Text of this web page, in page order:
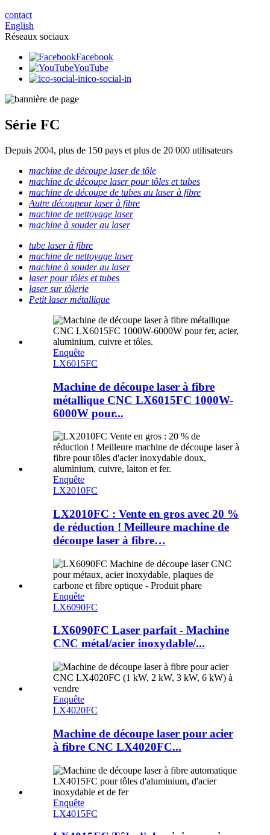
contact
English
Réseaux sociaux
Facebook
YouTube
ico-social-in
Série FC
Depuis 2004, plus de 150 pays et plus de 20 000 utilisateurs
machine de découpe laser de tôle
machine de découpe laser pour tôles et tubes
machine de découpe de tubes au laser à fibre
Autre découpeur laser à fibre
machine de nettoyage laser
machine à souder au laser
tube laser à fibre
machine de nettoyage laser
machine à souder au laser
laser pour tôles et tubes
laser sur tôlerie
Petit laser métallique
Enquête
LX6015FC
Machine de découpe laser à fibre
métallique CNC LX6015FC 1000W-
6000W pour...
Enquête
LX2010FC
LX2010FC : Vente en gros avec 20 %
de réduction ! Meilleure machine de
découpe laser à fibre…
Enquête
LX6090FC
LX6090FC Laser parfait - Machine
CNC métal/acier inoxydable/...
Enquête
LX4020FC
Machine de découpe laser pour acier
à fibre CNC LX4020FC...
Enquête
LX4015FC